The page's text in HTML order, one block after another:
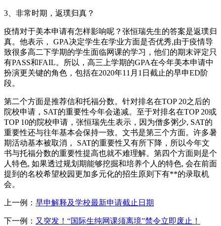
3、非常时期，返璞归真？
疫情对于美本申请有怎样影响呢？张恒瑞先生的答案是返璞归
真。他表示， GPA决定学生在学业方面是否优秀,由于疫情导
致很多高二下学期的学生面临网课的学习，他们的期末评定只
有PASS和FAIL。所以，高三上学期的GPA在今年美本申请中
扮演更关键的角色，包括在2020年11月1日截止的早申ED阶
段。
第二个方面是推荐信和托福分数。针对排名在TOP 20之后的
院校申请，SAT的重要性今年会递减。至于对排名在TOP 20或
TOP 10的院校申请，张恒瑞先生表示，因为僧多粥少, SAT的
重要性还与往年基本会保持一致。文书是第三个方面。许多暑
期活动基本被取消， SAT的重要性又有所下降，所以今年文
书与托福分数的重要性提高也就不难理解。第四个方面则是个
人特色, 如果透过规划期能够挖掘和培养个人的特色, 会在前面
提到的名校希望校园更加多元化的招生原则下有**的录取机
会。
上一例： 早申解释及学校最新申请截止日期
下一例： 又突发！“国际生纯网课须离境”禁令立即废止！